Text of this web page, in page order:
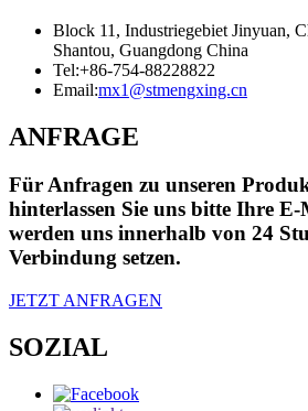
Block 11, Industriegebiet Jinyuan,
Shantou, Guangdong China
Tel:+86-754-88228822
Email:mx1@stmengxing.cn
ANFRAGE
Für Anfragen zu unseren
hinterlassen Sie uns bitte Ihre
werden uns innerhalb von 24
Verbindung setzen.
JETZT ANFRAGEN
SOZIAL